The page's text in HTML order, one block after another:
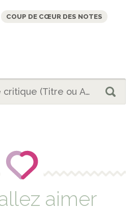
COUP DE CŒUR DES NOTES
aimer